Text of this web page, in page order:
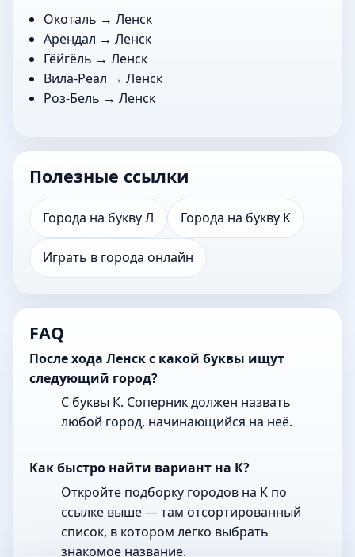
Окоталь → Ленск
Арендал → Ленск
Гёйгёль → Ленск
Вила-Реал → Ленск
Роз-Бель → Ленск
Полезные ссылки
Города на букву Л Города на букву К
Играть в города онлайн
FAQ
После хода Ленск с какой буквы ищут
следующий город?
С буквы К. Соперник должен назвать
любой город, начинающийся на неё.
Как быстро найти вариант на К?
Откройте подборку городов на К по
ссылке выше — там отсортированный
список, в котором легко выбрать
знакомое название.